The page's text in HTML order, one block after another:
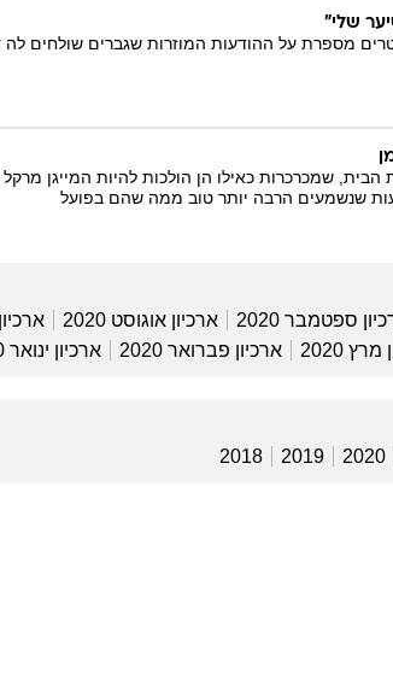
שלי"
ששיערה מגיע לאורך של מטר ו-80 סנטימטרים מספרת על ההודעות המוזרות
שמכרכרות כאילו הן הולכות להיות המייגן מרקל
שנשמעים הרבה יותר טוב ממה שהם בפועל
ספטמבר 2020 ארכיון אוגוסט 2020
ארכיון
2020 ארכיון פברואר 2020 ארכיון ינואר 2020
2020
2019
2018